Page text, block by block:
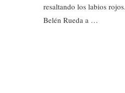
resaltando los labios
Belén Rueda a …